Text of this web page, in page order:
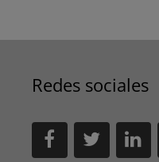
Redes sociales